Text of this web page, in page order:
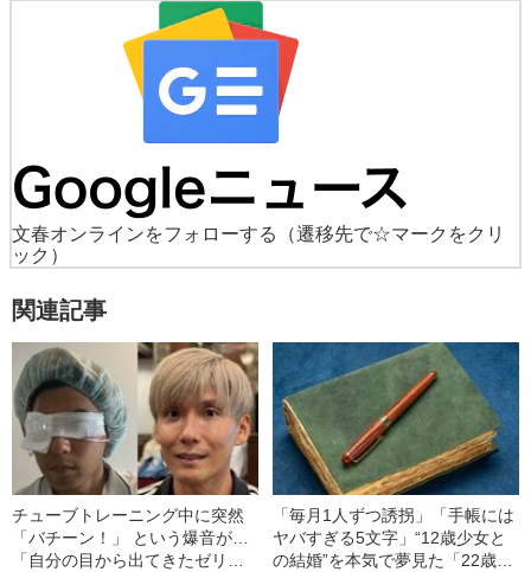
文春オンラインをフォローする
（遷移先で☆マークをクリ
ック）
関連記事
チューブトレーニング中に突然
「バチーン！」 という爆音が…
「自分の目から出てきたゼリー
「毎月1人ずつ誘拐」「手帳には
ヤバすぎる5文字」“12歳少女と
の結婚”を本気で夢見た「22歳男